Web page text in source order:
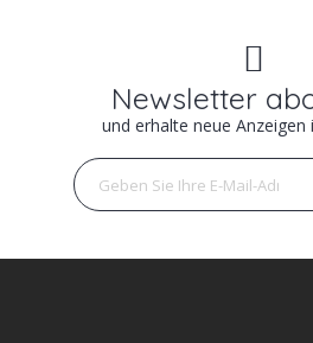
Newsletter
und erhalte neue